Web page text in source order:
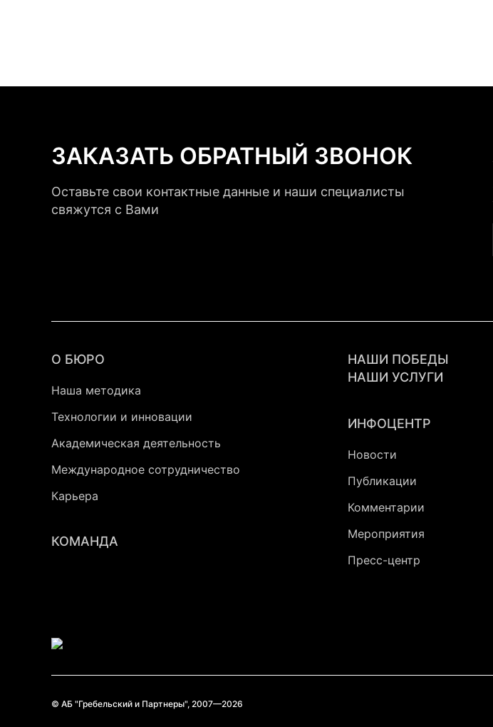
ЗАКАЗАТЬ ОБРАТНЫЙ ЗВОНОК
Оставьте свои контактные данные и наши специалисты
свяжутся с Вами
О БЮРО
Наша методика
Технологии и инновации
Академическая деятельность
Международное сотрудничество
Карьера
КОМАНДА
НАШИ ПОБЕДЫ
НАШИ УСЛУГИ
ИНФОЦЕНТР
Новости
Публикации
Комментарии
Мероприятия
Пресс-центр
© АБ "Гребельский и Партнеры", 2007—2026